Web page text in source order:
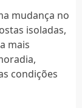
mudança no
isoladas,
mais
condições